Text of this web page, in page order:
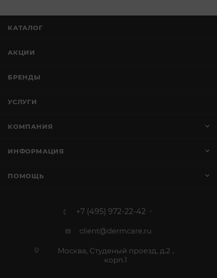
КАТАЛОГ
АКЦИИ
БРЕНДЫ
УСЛУГИ
КОМПАНИЯ
ИНФОРМАЦИЯ
ПОМОЩЬ
+7 (495) 972-22-42
client@dermcare.ru
Москва, Студеный проезд, д.2 ,
корп.1